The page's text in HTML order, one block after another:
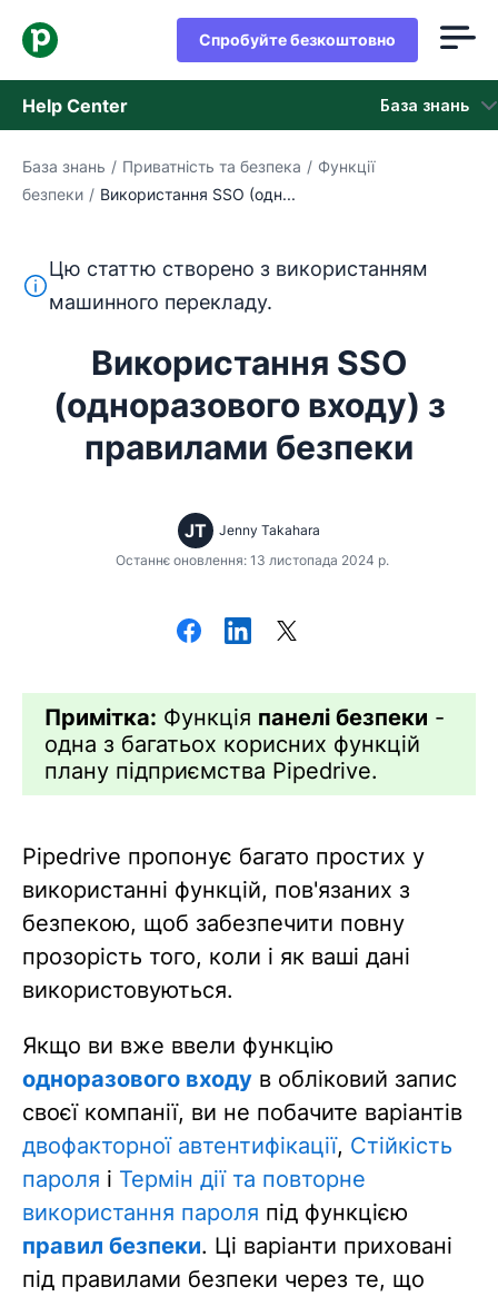
Спробуйте безкоштовно
Help Center База знань
База знань
Зверніться в службу підтримки
База знань / Приватність та безпека / Функції
безпеки / Використання SSO (одн...
Цей текст перекладено з англійської мови за
Цю статтю створено з використанням
машинного перекладу.
Використання SSO
(одноразового входу) з
правилами безпеки
JT
Jenny Takahara
Останнє оновлення: 13 листопада 2024 р.
Примітка: Функція панелі безпеки -
одна з багатьох корисних функцій
плану підприємства Pipedrive.
Pipedrive пропонує багато простих у
використанні функцій, пов'язаних з
безпекою, щоб забезпечити повну
прозорість того, коли і як ваші дані
використовуються.
Якщо ви вже ввели функцію
одноразового входу в обліковий запис
своєї компанії, ви не побачите варіантів
двофакторної автентифікації, Стійкість
пароля і Термін дії та повторне
використання пароля під функцією
правил безпеки. Ці варіанти приховані
під правилами безпеки через те, що